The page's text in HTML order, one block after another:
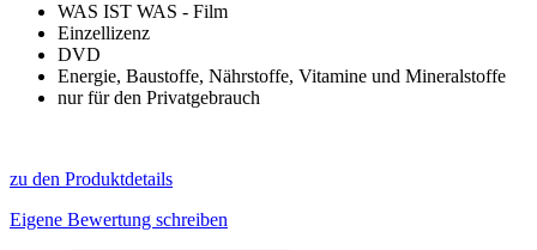
WAS IST WAS - Film
Einzellizenz
DVD
Energie, Baustoffe, Nährstoffe, Vitamine und Mineralstoffe
nur für den Privatgebrauch
zu den Produktdetails
Eigene Bewertung schreiben